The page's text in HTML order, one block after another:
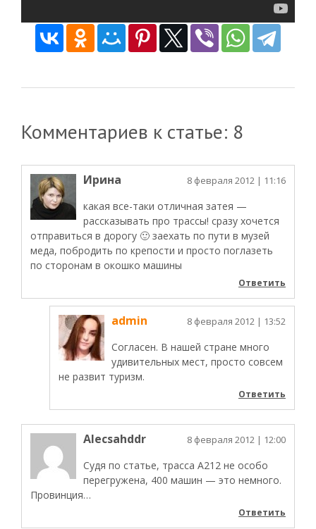
Комментариев к статье: 8
Ирина 8 февраля 2012 | 11:16
какая все-таки отличная затея —
рассказывать про трассы! сразу хочется
отправиться в дорогу 🙂 заехать по пути в музей
меда, побродить по крепости и просто поглазеть
по сторонам в окошко машины
Ответить
admin 8 февраля 2012 | 13:52
Согласен. В нашей стране много
удивительных мест, просто совсем
не развит туризм.
Ответить
Alecsahddr 8 февраля 2012 | 12:00
Судя по статье, трасса А212 не особо
перегружена, 400 машин — это немного.
Провинция…
Ответить